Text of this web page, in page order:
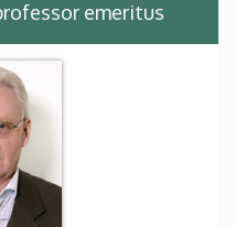
emeritus